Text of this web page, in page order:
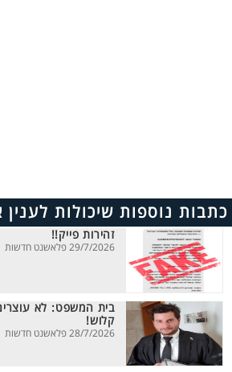
כתבות נוספות שיכולות לענין
זהירות פייק!!
29/7/2026 פלאשנט חדשות
בית המשפט: לא
קלוש!
28/7/2026 פלאשנט חדשות